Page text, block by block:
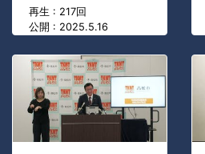
再生 : 217回
公開 : 2025.5.16